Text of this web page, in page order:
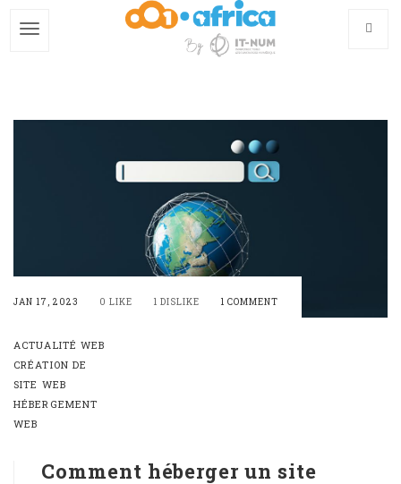
JAN 17, 2023 0 LIKE 1 DISLIKE 1 COMMENT
ACTUALITÉ WEB
CRÉATION DE
SITE WEB
HÉBERGEMENT
WEB
Comment héberger un site